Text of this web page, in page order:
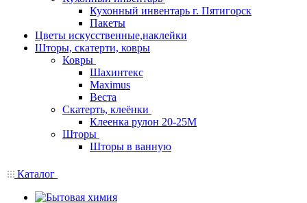
Кухонный инвентарь г. Пятигорск
Пакеты
Цветы искусственные,наклейки
Шторы, скатерти, ковры
Ковры
Шахинтекс
Maximus
Веста
Скатерть, клеёнки
Клеенка рулон 20-25М
Шторы
Шторы в ванную
Каталог